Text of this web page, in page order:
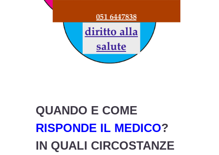
QUANDO E COME
RISPONDE IL MEDICO?
IN QUALI CIRCOSTANZE